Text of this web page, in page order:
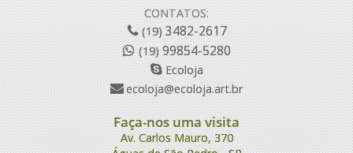
CONTATOS:
(19)3482-2617
(19)99854-5280
Ecoloja
ecoloja@ecoloja.art.br
Faça-nos uma visita
Av. Carlos Mauro, 370